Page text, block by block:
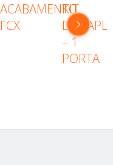
ACABAMENTO
FCX
KIT
– 1
PORTA